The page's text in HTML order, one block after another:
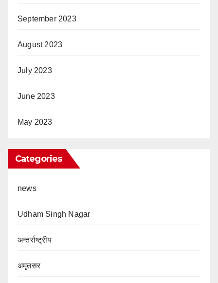
September 2023
August 2023
July 2023
June 2023
May 2023
Categories
news
Udham Singh Nagar
अन्तर्राष्ट्रीय
अमृतसर